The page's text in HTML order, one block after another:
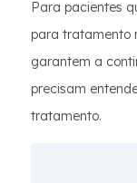
Para pacientes
para tratamento
garantem a
precisam
tratamento.